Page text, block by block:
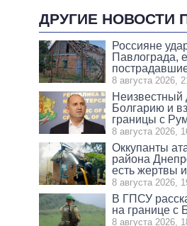
ДРУГИЕ НОВОСТИ
Россияне
Павлограда,
8 августа 2026,
Неизвестный
Болгарию и
границы с
8 августа 2026,
Оккупанты
района
есть жертвы
8 августа 2026,
В ГПСУ
на границе с
8 августа 2026,